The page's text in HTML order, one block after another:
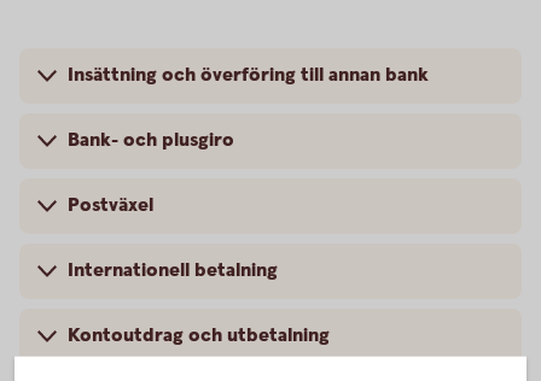
Insättning och överföring till annan bank
Bank- och plusgiro
Postväxel
Internationell betalning
Kontoutdrag och utbetalning